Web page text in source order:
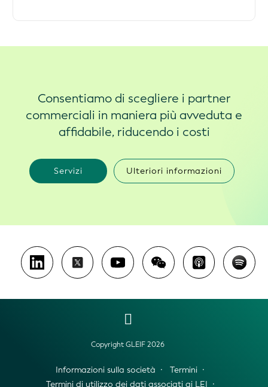
Consentiamo di scegliere i partner
commerciali in maniera più avveduta e
affidabile, riducendo i costi
Servizi Ulteriori informazioni
Copyright GLEIF 2026
Informazioni sulla società
Termini
Termini di utilizzo dei dati associati ai LEI